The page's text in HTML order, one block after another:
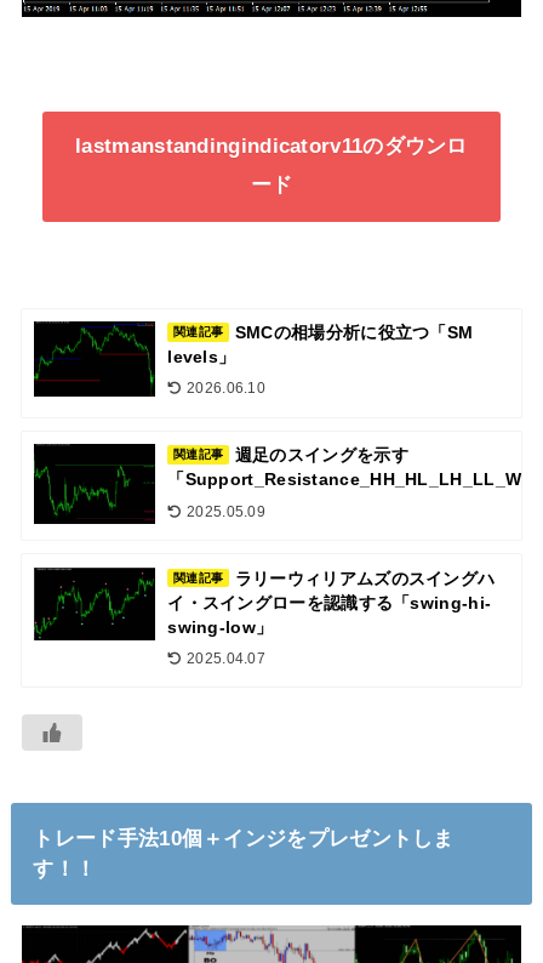
lastmanstandingindicatorv11のダウンロ
ード
関連記事
SMCの相場分析に役立つ「SM
levels」
2026.06.10
関連記事
週足のスイングを示す
「Support_Resistance_HH_HL_LH_LL_W1
2025.05.09
関連記事
ラリーウィリアムズのスイングハ
イ・スイングローを認識する「swing-hi-
swing-low」
2025.04.07
トレード手法10個＋インジをプレゼントしま
す！！